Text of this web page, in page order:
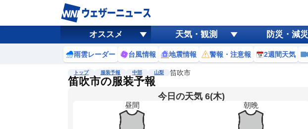
オススメ 天気・観測 防災・減災
雨雲レーダー 台風情報 地震情報 警報・注意報 2週間天気
トップ 服装予報 中部 山梨 笛吹市
笛吹市の服装予報
今日の天気 6(木)
昼間 朝晩